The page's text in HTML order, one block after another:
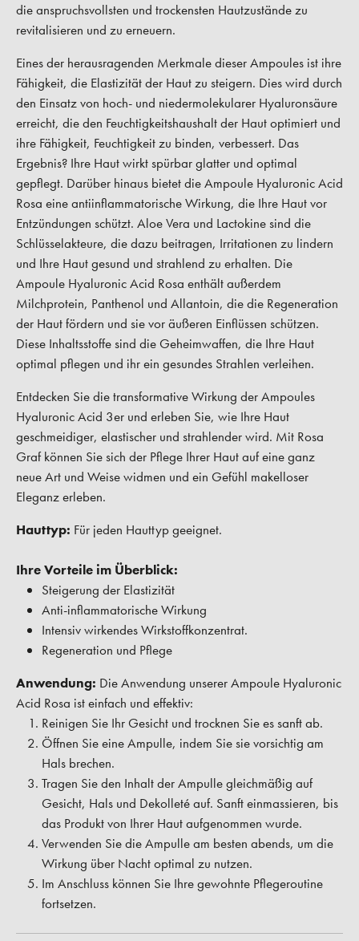
die anspruchsvollsten und trockensten Hautzustände zu
revitalisieren und zu erneuern.
Eines der herausragenden Merkmale dieser Ampoules ist ihre
Fähigkeit, die Elastizität der Haut zu steigern. Dies wird durch
den Einsatz von hoch- und niedermolekularer Hyaluronsäure
erreicht, die den Feuchtigkeitshaushalt der Haut optimiert und
ihre Fähigkeit, Feuchtigkeit zu binden, verbessert. Das
Ergebnis? Ihre Haut wirkt spürbar glatter und optimal
gepflegt. Darüber hinaus bietet die Ampoule Hyaluronic Acid
Rosa eine antiinflammatorische Wirkung, die Ihre Haut vor
Entzündungen schützt. Aloe Vera und Lactokine sind die
Schlüsselakteure, die dazu beitragen, Irritationen zu lindern
und Ihre Haut gesund und strahlend zu erhalten. Die
Ampoule Hyaluronic Acid Rosa enthält außerdem
Milchprotein, Panthenol und Allantoin, die die Regeneration
der Haut fördern und sie vor äußeren Einflüssen schützen.
Diese Inhaltsstoffe sind die Geheimwaffen, die Ihre Haut
optimal pflegen und ihr ein gesundes Strahlen verleihen.
Entdecken Sie die transformative Wirkung der Ampoules
Hyaluronic Acid 3er und erleben Sie, wie Ihre Haut
geschmeidiger, elastischer und strahlender wird. Mit Rosa
Graf können Sie sich der Pflege Ihrer Haut auf eine ganz
neue Art und Weise widmen und ein Gefühl makelloser
Eleganz erleben.
Hauttyp: Für jeden Hauttyp geeignet.
Ihre Vorteile im Überblick:
Steigerung der Elastizität
Anti-inflammatorische Wirkung
Intensiv wirkendes Wirkstoffkonzentrat.
Regeneration und Pflege
Anwendung: Die Anwendung unserer Ampoule Hyaluronic
Acid Rosa ist einfach und effektiv:
Reinigen Sie Ihr Gesicht und trocknen Sie es sanft ab.
Öffnen Sie eine Ampulle, indem Sie sie vorsichtig am
Hals brechen.
Tragen Sie den Inhalt der Ampulle gleichmäßig auf
Gesicht, Hals und Dekolleté auf. Sanft einmassieren, bis
das Produkt von Ihrer Haut aufgenommen wurde.
Verwenden Sie die Ampulle am besten abends, um die
Wirkung über Nacht optimal zu nutzen.
Im Anschluss können Sie Ihre gewohnte Pflegeroutine
fortsetzen.